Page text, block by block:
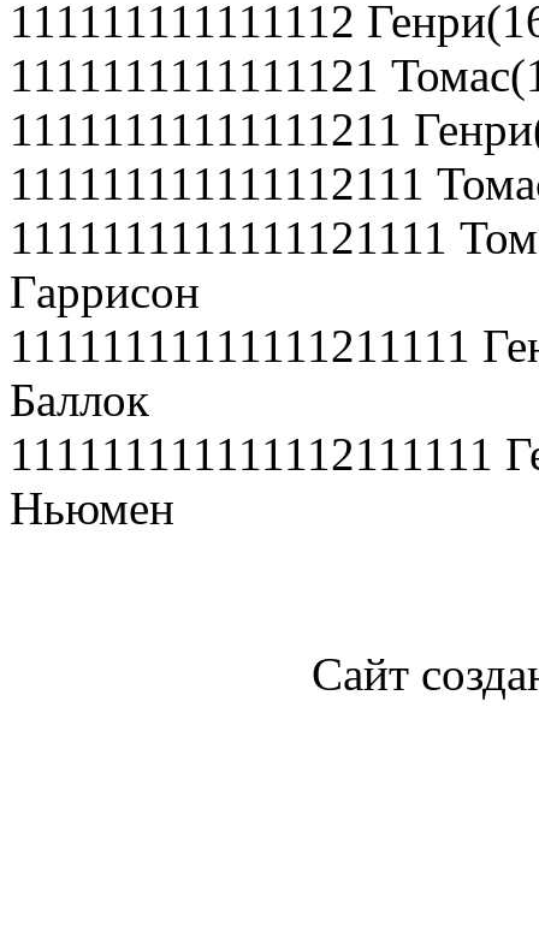
111111111111112
1111111111111121
11111111111111211
111111111111112111
1111111111111121111
Гаррисон
11111111111111211111
Баллок
Ньюмен
Сайт